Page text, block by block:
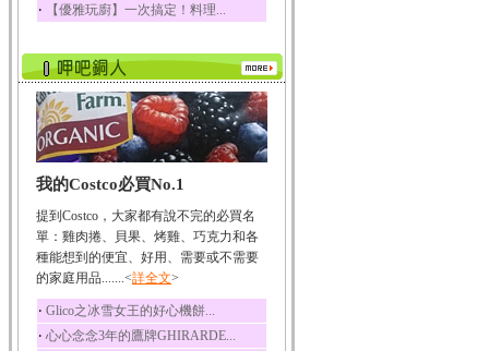
迷迭香
酸、迷迭香酸、植物...
咖啡
咖啡中的咖啡因會刺激
中樞神經系統，特別...
椰子
椰子含有糖類、脂肪、
荔枝
荔枝性質溫和所含的營
養素有醣類、檸檬酸...
五味子
五味子性質溫熱所含營
養成分有揮發油、檸...
‧ 【優雅玩廚】一次搞定！料理...
我的Costco必買No.1
提到Costco，大家都有說不完的必買名
單：雞肉捲、貝果、烤雞、巧克力和各
種能想到的便宜、好用、需要或不需要
的家庭用品.......<詳全文>
‧ Glico之冰雪女王的好心機餅...
‧ 心心念念3年的鷹牌GHIRARDE...